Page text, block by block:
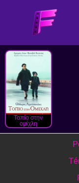
Τοπίο στην
ομίχλη